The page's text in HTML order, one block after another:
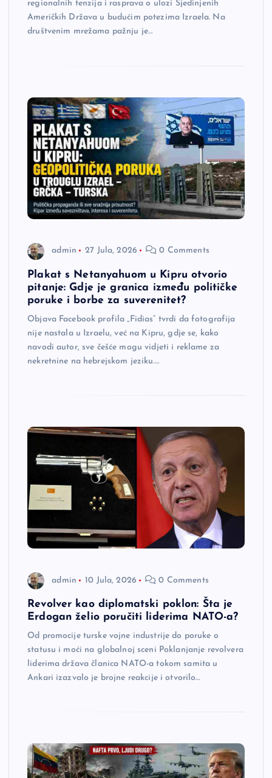
regionalnih tenzija i rasprava o ulozi Sjedinjenih
Američkih Država u budućim potezima Izraela. Na
društvenim mrežama pažnju je…
admin 27 Jula, 2026 0 Comments
Plakat s Netanyahuom u Kipru otvorio
pitanje: Gdje je granica između političke
poruke i borbe za suverenitet?
Objava Facebook profila „Fidias“ tvrdi da fotografija
nije nastala u Izraelu, već na Kipru, gdje se, kako
navodi autor, sve češće mogu vidjeti i reklame za
nekretnine na hebrejskom jeziku.…
admin 10 Jula, 2026 0 Comments
Revolver kao diplomatski poklon: Šta je
Erdogan želio poručiti liderima NATO-a?
Od promocije turske vojne industrije do poruke o
statusu i moći na globalnoj sceni Poklanjanje revolvera
liderima država članica NATO-a tokom samita u
Ankari izazvalo je brojne reakcije i otvorilo…